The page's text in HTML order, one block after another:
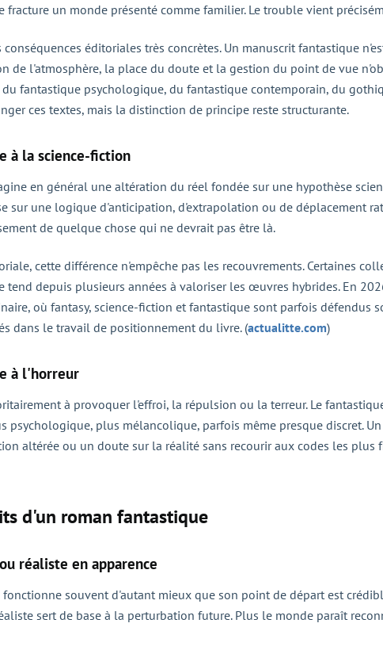
fracture un monde présenté comme familier. Le trouble vient
conséquences éditoriales très concrètes. Un manuscrit fantastique
de l'atmosphère, la place du doute et la gestion du point de vue
fantastique psychologique, du fantastique contemporain, du
ces textes, mais la distinction de principe reste structurante.
à la science-fiction
en général une altération du réel fondée sur une hypothèse
sur une logique d'anticipation, d'extrapolation ou de déplacement
de quelque chose qui ne devrait pas être là.
cette différence n'empêche pas les recouvrements. Certaines
tend depuis plusieurs années à valoriser les œuvres hybrides. En
où fantasy, science-fiction et fantastique sont parfois défendus
dans le travail de positionnement du livre. (actualitte.com)
à l'horreur
à provoquer l'effroi, la répulsion ou la terreur. Le
psychologique, plus mélancolique, parfois même presque discret.
altérée ou un doute sur la réalité sans recourir aux codes les plus
d'un roman fantastique
réaliste en apparence
souvent d'autant mieux que son point de départ est
sert de base à la perturbation future. Plus le monde paraît